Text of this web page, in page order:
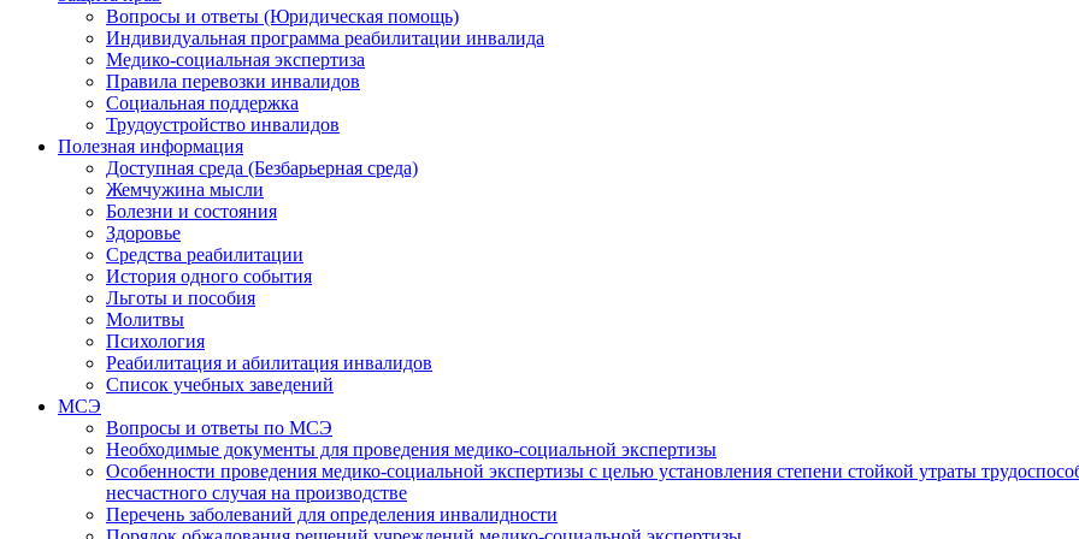
Вопросы и ответы (Юридическая помощь)
Индивидуальная программа реабилитации инвалида
Медико-социальная экспертиза
Правила перевозки инвалидов
Социальная поддержка
Трудоустройство инвалидов
Полезная информация
Доступная среда (Безбарьерная среда)
Жемчужина мысли
Болезни и состояния
Здоровье
Средства реабилитации
История одного события
Льготы и пособия
Молитвы
Психология
Реабилитация и абилитация инвалидов
Список учебных заведений
МСЭ
Вопросы и ответы по МСЭ
Необходимые документы для проведения медико-социальной экспертизы
Особенности проведения медико-социальной экспертизы с целью установления степени стойкой утраты
несчастного случая на производстве
Перечень заболеваний для определения инвалидности